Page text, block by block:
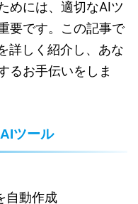
めには、適切なAIツ
要です。この記事で
詳しく紹介し、あな
るお手伝いをしま
ツール
自動作成